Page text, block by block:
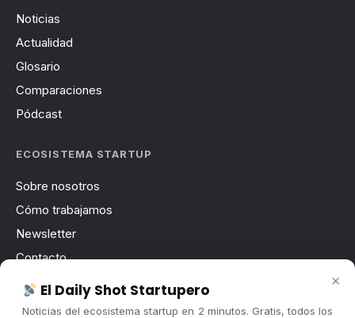
Noticias
Actualidad
Glosario
Comparaciones
Pódcast
ECOSISTEMA STARTUP
Sobre nosotros
Cómo trabajamos
Newsletter
Contacto
Publicidad
Convocatorias
×
El Daily Shot Startupero
Noticias del ecosistema startup en 2 minutos. Gratis, todos los